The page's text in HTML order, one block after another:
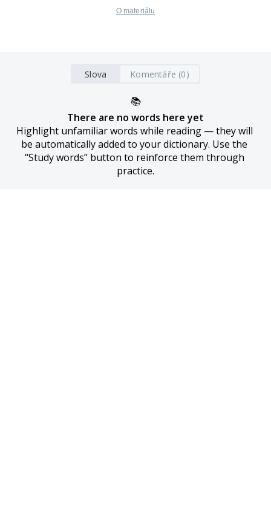
O materiálu
Slova Komentáře (0)
📚
There are no words here yet
Highlight unfamiliar words while reading — they will
be automatically added to your dictionary. Use the
“Study words” button to reinforce them through
practice.